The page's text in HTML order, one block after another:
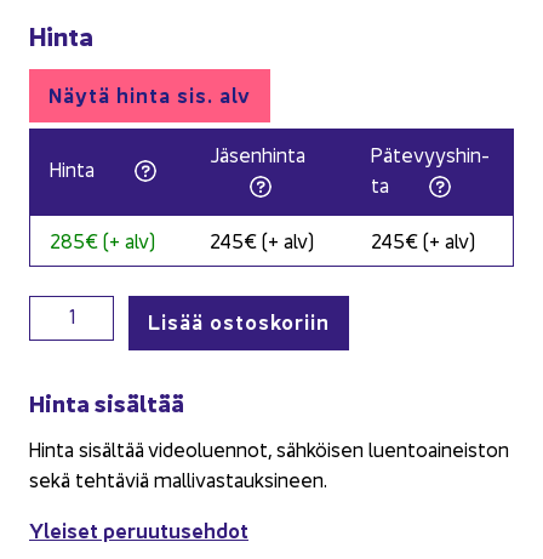
Hinta
Näytä hinta sis. alv
Hinta
Jä­sen­hin­ta
Pä­te­vyys­hin­
ta
285€ (+ alv) 245€ (+ alv) 245€ (+ alv)
Katelaskenta – lisäarvopalveluja asiakkaalle määrä
Lisää ostoskoriin
Hinta si­säl­tää
Hinta si­säl­tää vi­deo­luen­not, säh­köi­sen luen­toai­neis­ton
sekä teh­tä­viä mal­li­vas­tauk­si­neen.
Ylei­set pe­ruu­tuseh­dot